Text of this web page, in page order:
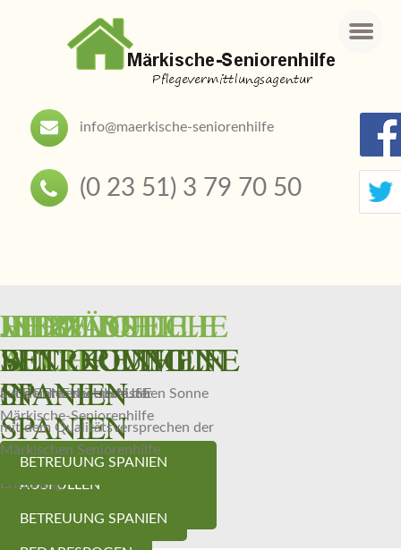
info@maerkische-seniorenhilfe
(0 23 51) 3 79 70 50
HERZLICH
WILLKOMMEN
auf der Internetseite der
Märkische-Seniorenhilfe
BEDARFSBOGEN
INDIVIDUELLE
BETREUUNG
IM EIGENEN ZUHAUSE
BEDARFSBOGEN
AUSFÜLLEN
JETZT
AUCH
IN
SPANIEN
Betreuung mit Herz und
Erfahrung
LIEBEVOLLE
SENIORENHILFE
auch unter der spanischen Sonne
BETREUUNG SPANIEN
VERLÄSSLICHE
BETREUUNG IN
SPANIEN
mit dem Qualitätsversprechen der
Märkischen Seniorenhilfe
BETREUUNG SPANIEN